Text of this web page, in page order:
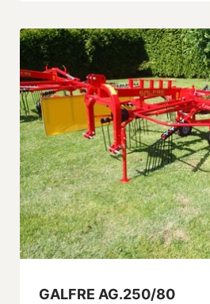
GALFRE AG.250/80